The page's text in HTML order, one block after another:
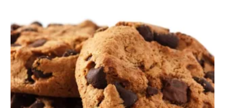
30 cookies
30 cookies
20 Min